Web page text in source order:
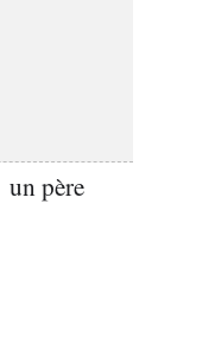
un père